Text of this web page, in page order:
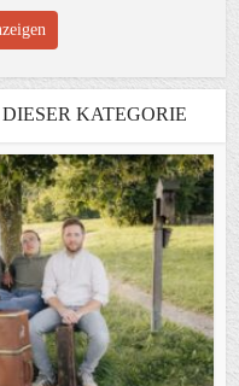
KATEGORIE